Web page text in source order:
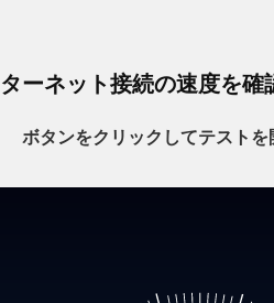
ーネット接続の速度を確
ボタンをクリックしてテストを